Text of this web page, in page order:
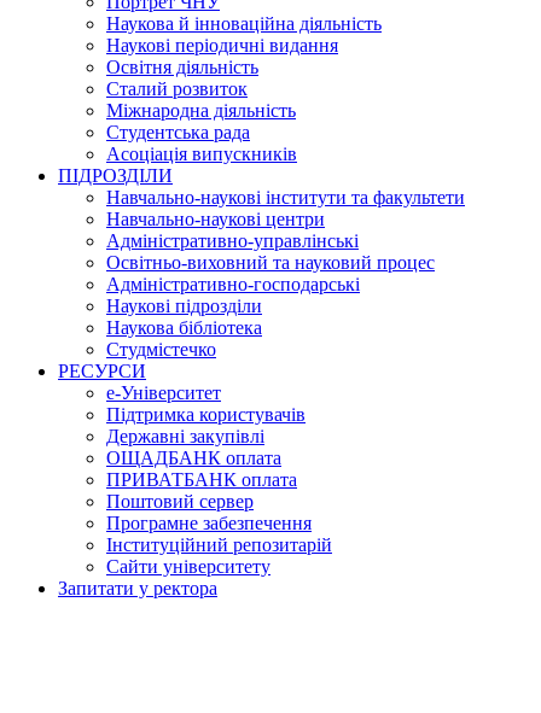
Наукова й інноваційна діяльність
Наукові періодичні видання
Освітня діяльність
Сталий розвиток
Міжнародна діяльність
Студентська рада
Асоціація випускників
ПІДРОЗДІЛИ
Навчально-наукові інститути та факультети
Навчально-наукові центри
Адміністративно-управлінські
Освітньо-виховний та науковий процес
Адміністративно-господарські
Наукові підрозділи
Наукова бібліотека
Студмістечко
РЕСУРСИ
е-Університет
Підтримка користувачів
Державні закупівлі
ОЩАДБАНК оплата
ПРИВАТБАНК оплата
Поштовий сервер
Програмне забезпечення
Інституційний репозитарій
Сайти університету
Запитати у ректора